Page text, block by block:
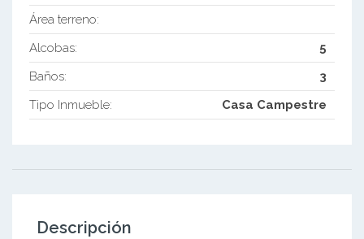
Área terreno:
Alcobas:
5
Baños:
3
Tipo Inmueble:
Casa Campestre
Descripción